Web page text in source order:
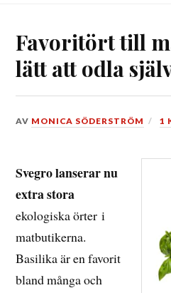
Favoritört till
lätt att odla
DEN
2017
AV MONICA SÖDERSTRÖM 1
Svegro lanserar nu
extra stora
ekologiska örter i
matbutikerna.
Basilika är en favorit
bland många och